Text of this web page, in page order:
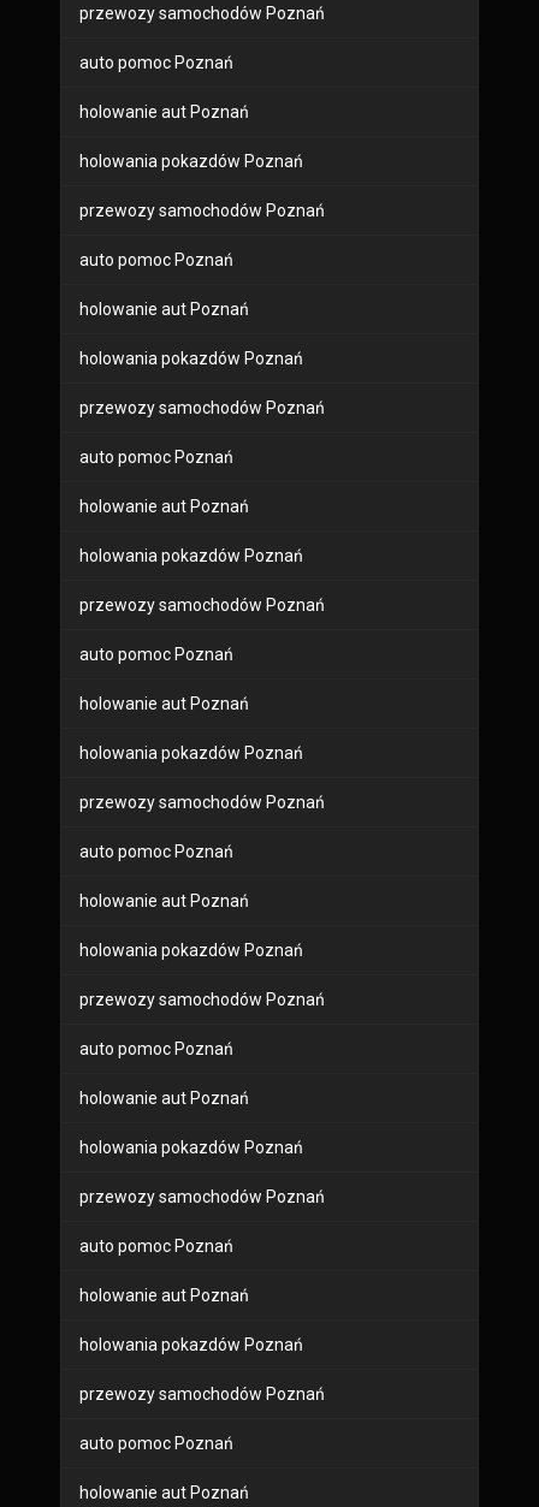
przewozy samochodów Poznań
auto pomoc Poznań
holowanie aut Poznań
holowania pokazdów Poznań
przewozy samochodów Poznań
auto pomoc Poznań
holowanie aut Poznań
holowania pokazdów Poznań
przewozy samochodów Poznań
auto pomoc Poznań
holowanie aut Poznań
holowania pokazdów Poznań
przewozy samochodów Poznań
auto pomoc Poznań
holowanie aut Poznań
holowania pokazdów Poznań
przewozy samochodów Poznań
auto pomoc Poznań
holowanie aut Poznań
holowania pokazdów Poznań
przewozy samochodów Poznań
auto pomoc Poznań
holowanie aut Poznań
holowania pokazdów Poznań
przewozy samochodów Poznań
auto pomoc Poznań
holowanie aut Poznań
holowania pokazdów Poznań
przewozy samochodów Poznań
auto pomoc Poznań
holowanie aut Poznań